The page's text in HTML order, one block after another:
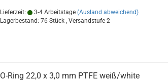
Lieferzeit: 3-4 Arbeitstage (Ausland abweichend)
Lagerbestand: 76 Stück , Versandstufe 2
O-Ring 22,0 x 3,0 mm PTFE weiß/white